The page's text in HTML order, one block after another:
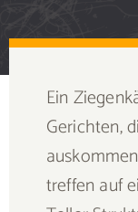
Portfolio
Galerie
Ein
Gerichten,
treffen auf